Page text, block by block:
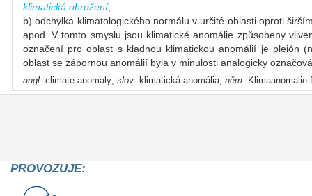
klimatická ohrožení;
b) odchylka klimatologického normálu v určité oblasti oproti
apod. V tomto smyslu jsou klimatické anomálie způsobeny
označení pro oblast s kladnou klimatickou anomálií je pleión
oblast se zápornou anomálií byla v minulosti analogicky
angl: climate anomaly; slov: klimatická anomália; něm: Klimaanomalie
PROVOZUJE: